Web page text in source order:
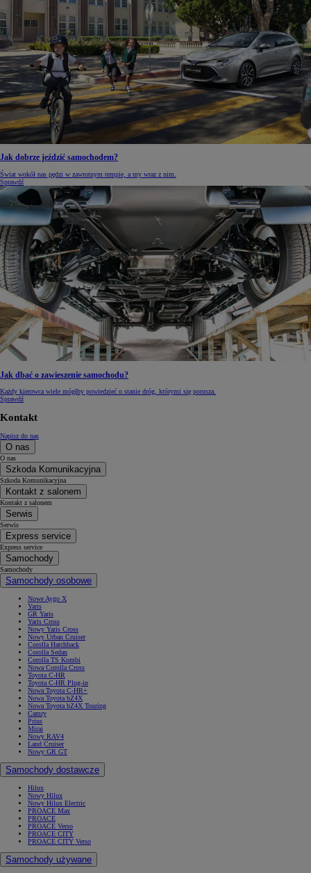
Jak dobrze jeździć samochodem?
Świat wokół nas pędzi w zawrotnym tempie, a my wraz z nim.
Sprawdź
Jak dbać o zawieszenie samochodu?
Każdy kierowca wiele mógłby powiedzieć o stanie dróg, którymi się porusza.
Sprawdź
Kontakt
Napisz do nas
O nas
O nas
Szkoda Komunikacyjna
Szkoda Komunikacyjna
Kontakt z salonem
Kontakt z salonem
Serwis
Serwis
Express service
Express service
Samochody
Samochody
Samochody osobowe
Nowe Aygo X
Yaris
GR Yaris
Yaris Cross
Nowy Yaris Cross
Nowy Urban Cruiser
Corolla Hatchback
Corolla Sedan
Corolla TS Kombi
Nowa Corolla Cross
Toyota C-HR
Toyota C-HR Plug-in
Nowa Toyota C-HR+
Nowa Toyota bZ4X
Nowa Toyota bZ4X Touring
Camry
Prius
Mirai
Nowy RAV4
Land Cruiser
Nowy GR GT
Samochody dostawcze
Hilux
Nowy Hilux
Nowy Hilux Electric
PROACE Max
PROACE
PROACE Verso
PROACE CITY
PROACE CITY Verso
Samochody używane